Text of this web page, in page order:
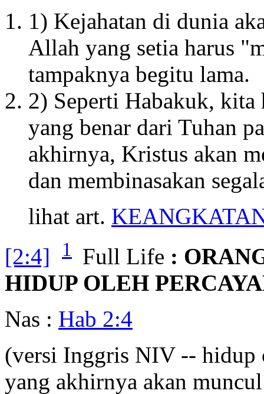
1) Kejahatan di dunia
Allah yang setia harus
tampaknya begitu lama.
2) Seperti Habakuk, kita
yang benar dari Tuhan
akhirnya, Kristus akan
dan membinasakan
lihat art.
[2:4]
1 Full Life :
HIDUP OLEH
Nas : Hab 2:4
(versi Inggris NIV -- hidup
yang akhirnya akan